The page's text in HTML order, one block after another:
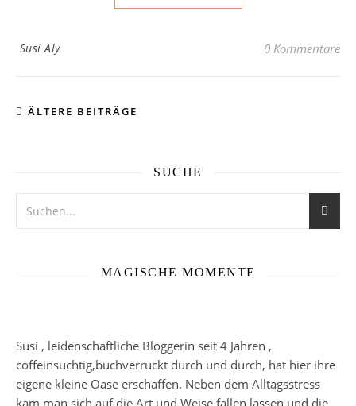
Susi Aly 0 Kommentare
ÄLTERE BEITRÄGE
SUCHE
MAGISCHE MOMENTE
Susi , leidenschaftliche Bloggerin seit 4 Jahren ,
coffeinsüchtig,buchverrückt durch und durch, hat hier ihre
eigene kleine Oase erschaffen. Neben dem Alltagsstress
kam man sich auf die Art und Weise fallen lassen und die